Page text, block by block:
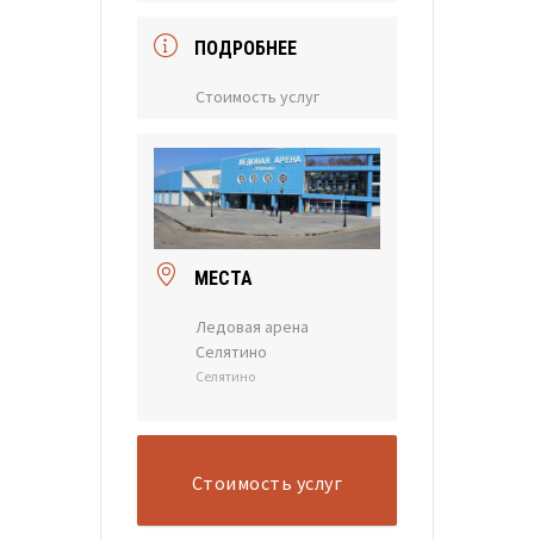
ПОДРОБНЕЕ
Стоимость услуг
МЕСТА
Ледовая арена
Селятино
Селятино
Стоимость услуг